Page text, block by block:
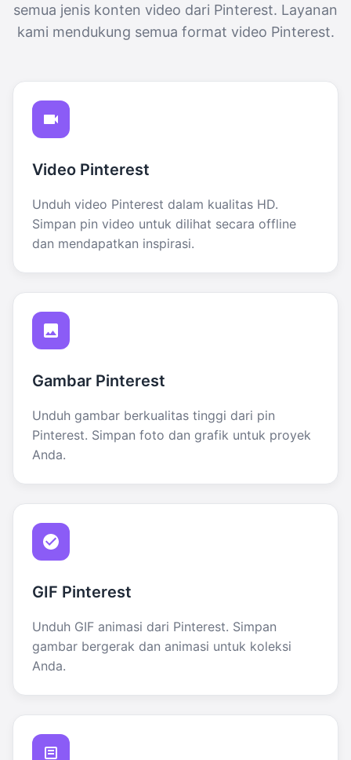
semua jenis konten video dari Pinterest. Layanan
kami mendukung semua format video Pinterest.
Video Pinterest
Unduh video Pinterest dalam kualitas HD.
Simpan pin video untuk dilihat secara offline
dan mendapatkan inspirasi.
Gambar Pinterest
Unduh gambar berkualitas tinggi dari pin
Pinterest. Simpan foto dan grafik untuk proyek
Anda.
GIF Pinterest
Unduh GIF animasi dari Pinterest. Simpan
gambar bergerak dan animasi untuk koleksi
Anda.